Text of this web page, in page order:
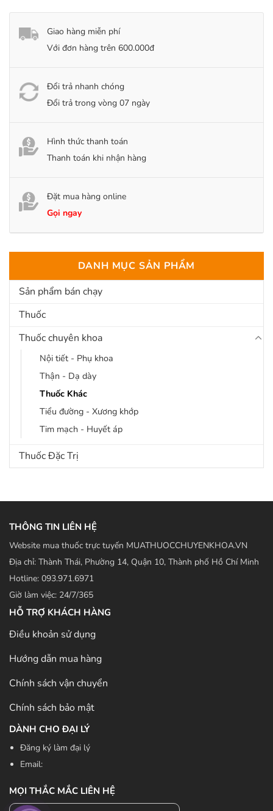
Giao hàng miễn phí
Với đơn hàng trên 600.000đ
Đổi trả nhanh chóng
Đổi trả trong vòng 07 ngày
Hình thức thanh toán
Thanh toán khi nhận hàng
Đặt mua hàng online
Gọi ngay
DANH MỤC SẢN PHẨM
Sản phẩm bán chạy
Thuốc
Thuốc chuyên khoa
Nội tiết - Phụ khoa
Thận - Dạ dày
Thuốc Khác
Tiểu đường - Xương khớp
Tim mạch - Huyết áp
Thuốc Đặc Trị
THÔNG TIN LIÊN HỆ
Website mua thuốc trực tuyến MUATHUOCCHUYENKHOA.VN
Địa chỉ: Thành Thái, Phường 14, Quận 10, Thành phố Hồ Chí Minh
Hotline: 093.971.6971
Giờ làm việc: 24/7/365
HỖ TRỢ KHÁCH HÀNG
Điều khoản sử dụng
Hướng dẫn mua hàng
Chính sách vận chuyển
Chính sách bảo mật
DÀNH CHO ĐẠI LÝ
Đăng ký làm đại lý
Email:
MỌI THẮC MẮC LIÊN HỆ